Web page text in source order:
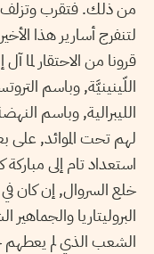
من ذلك. فتقرب وتزلف
لتنفرج أسارير هذا
قرونا من الاحتقار لما
اللّينينيَّة, وباسم
الليبرالية, وباسم
لهم تحت الموائد, على
استعداد تام إلى
خلع السروال, إن كان
البروليتاريا
الشعب الذي لم يعطهم